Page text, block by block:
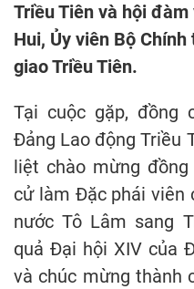
Triều Tiên và hội
Hui, Ủy viên Bộ
giao Triều Tiên.
Tại cuộc gặp, đồng
Đảng Lao động Triều
liệt chào mừng
cử làm Đặc phái viên
nước Tô Lâm sang
quả Đại hội XIV của
và chúc mừng thành